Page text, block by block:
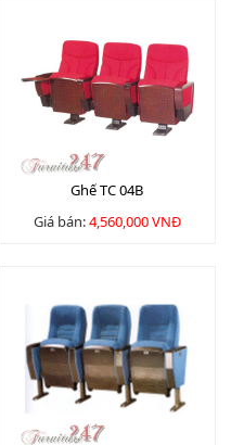
Ghế TC 04B
Giá bán:4,560,000 VNĐ